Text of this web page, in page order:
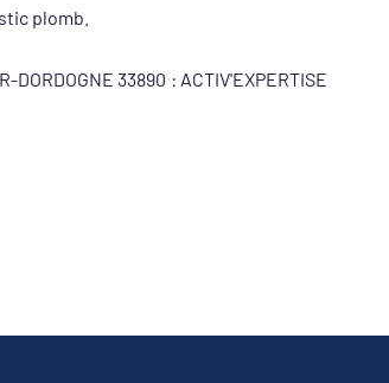
plomb.
33890 : ACTIV'EXPERTISE